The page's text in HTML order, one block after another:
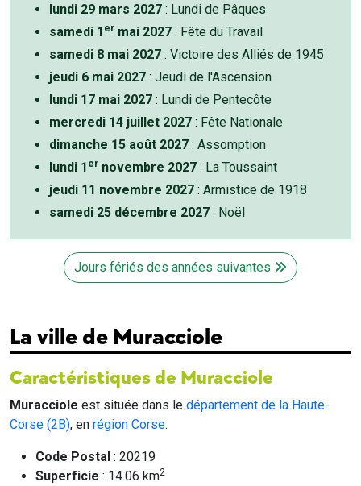
lundi 29 mars 2027 : Lundi de Pâques
samedi 1 er mai 2027 : Fête du Travail
samedi 8 mai 2027 : Victoire des Alliés de 1945
jeudi 6 mai 2027 : Jeudi de l'Ascension
lundi 17 mai 2027 : Lundi de Pentecôte
mercredi 14 juillet 2027 : Fête Nationale
dimanche 15 août 2027 : Assomption
lundi 1 er novembre 2027 : La Toussaint
jeudi 11 novembre 2027 : Armistice de 1918
samedi 25 décembre 2027 : Noël
Jours fériés des années suivantes
La ville de Muracciole
Caractéristiques de Muracciole
Muracciole est située dans le département de la Haute-
Corse (2B), en région Corse.
Code Postal : 20219
Superficie : 14.06 km2